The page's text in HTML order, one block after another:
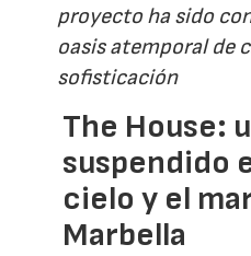
proyecto ha sido
oasis atemporal de
sofisticación
The House:
suspendido
cielo y el
Marbella